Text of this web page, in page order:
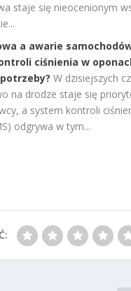
staje się nieocenionym
a awarie
ciśnienia w
W dzisiejszych
na drodze staje się
a system kontroli
odgrywa w tym...